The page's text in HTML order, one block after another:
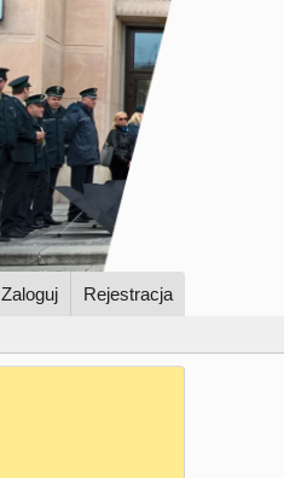
Zaloguj Rejestracja